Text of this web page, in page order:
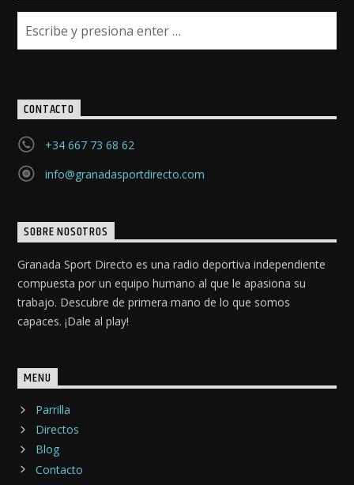
CONTACTO
+34 667 73 68 62
info@granadasportdirecto.com
SOBRE NOSOTROS
Granada Sport Directo es una radio deportiva independiente
compuesta por un equipo humano al que le apasiona su
trabajo. Descubre de primera mano de lo que somos
capaces. ¡Dale al play!
MENU
Parrilla
Directos
Blog
Contacto